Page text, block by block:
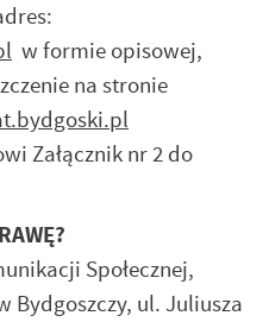
w formie opisowej,
na stronie
Załącznik nr 2 do
Społecznej,
Bydgoszczy, ul. Juliusza